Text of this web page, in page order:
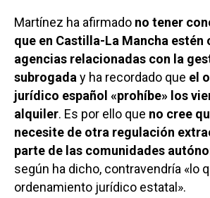
Martínez ha afirmado no tener
que en Castilla-La Mancha estén
agencias relacionadas con la
subrogaday ha recordado que el
jurídico español «prohíbe» los
alquiler. Es por ello que no cree
necesite de otra regulación
parte de las comunidades
según ha dicho, contravendría «lo
ordenamiento jurídico estatal».